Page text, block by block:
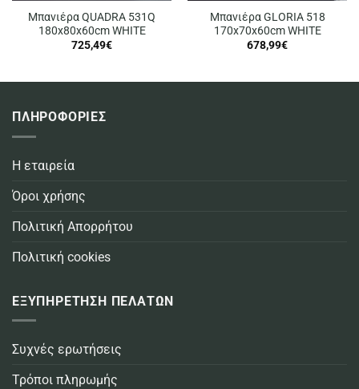
Μπανιέρα QUADRA 531Q
180x80x60cm WHITE
725,49€
Μπανιέρα GLORIA 518
170x70x60cm WHITE
678,99€
ΠΛΗΡΟΦΟΡΙΕΣ
Η εταιρεία
Όροι χρήσης
Πολιτική Απορρήτου
Πολιτική cookies
ΕΞΥΠΗΡΕΤΗΣΗ ΠΕΛΑΤΩΝ
Συχνές ερωτήσεις
Τρόποι πληρωμής